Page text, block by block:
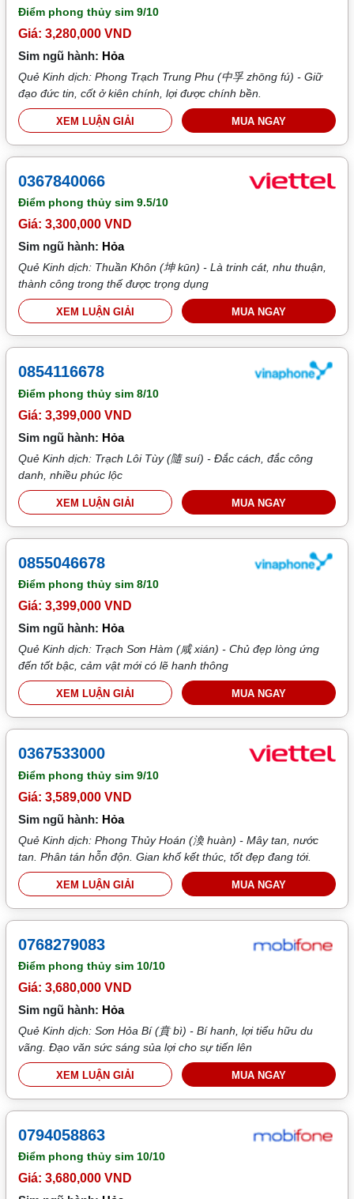
Điểm phong thủy sim9/10
Giá: 3,280,000 VND
Sim ngũ hành: Hỏa
Quẻ Kinh dịch: Phong Trạch Trung Phu (中孚 zhōng fú) - Giữ
đạo đức tin, cốt ở kiên chính, lợi được chính bền.
XEM LUẬN GIẢI MUA NGAY
0367840066
Điểm phong thủy sim9.5/10
Giá: 3,300,000 VND
Sim ngũ hành: Hỏa
Quẻ Kinh dịch: Thuần Khôn (坤 kūn) - Là trinh cát, nhu thuận,
thành công trong thế được trọng dụng
XEM LUẬN GIẢI MUA NGAY
0854116678
Điểm phong thủy sim8/10
Giá: 3,399,000 VND
Sim ngũ hành: Hỏa
Quẻ Kinh dịch: Trạch Lôi Tùy (隨 suí) - Đắc cách, đắc công
danh, nhiều phúc lộc
XEM LUẬN GIẢI MUA NGAY
0855046678
Điểm phong thủy sim8/10
Giá: 3,399,000 VND
Sim ngũ hành: Hỏa
Quẻ Kinh dịch: Trạch Sơn Hàm (咸 xián) - Chủ đẹp lòng ứng
đến tốt bậc, cảm vật mới có lẽ hanh thông
XEM LUẬN GIẢI MUA NGAY
0367533000
Điểm phong thủy sim9/10
Giá: 3,589,000 VND
Sim ngũ hành: Hỏa
Quẻ Kinh dịch: Phong Thủy Hoán (渙 huàn) - Mây tan, nước
tan. Phân tán hỗn độn. Gian khổ kết thúc, tốt đẹp đang tới.
XEM LUẬN GIẢI MUA NGAY
0768279083
Điểm phong thủy sim 10/10
Giá: 3,680,000 VND
Sim ngũ hành: Hỏa
Quẻ Kinh dịch: Sơn Hỏa Bí (賁 bì) - Bí hanh, lợi tiểu hữu du
vãng. Đạo văn sức sáng sủa lợi cho sự tiến lên
XEM LUẬN GIẢI MUA NGAY
0794058863
Điểm phong thủy sim 10/10
Giá: 3,680,000 VND